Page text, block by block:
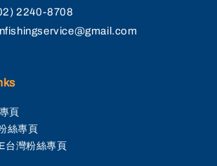
2240-8708
頁
絲專頁
台灣粉絲專頁